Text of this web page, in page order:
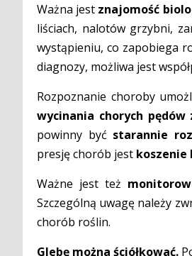
Ważna jest znajomość
liściach, nalotów grzybni,
wystąpieniu, co zapobiega
diagnozy, możliwa jest
Rozpoznanie choroby
wycinania chorych
powinny być starannie
presję chorób jest koszenie
Ważne jest też
Szczególną uwagę należy
chorób roślin.
Glebę można ściółkować.